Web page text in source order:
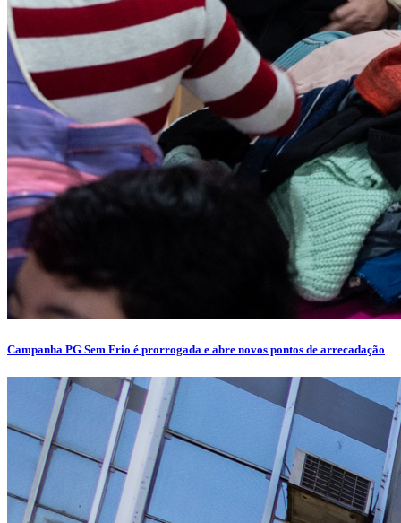
Campanha PG Sem Frio é prorrogada e abre novos pontos de arrecadação